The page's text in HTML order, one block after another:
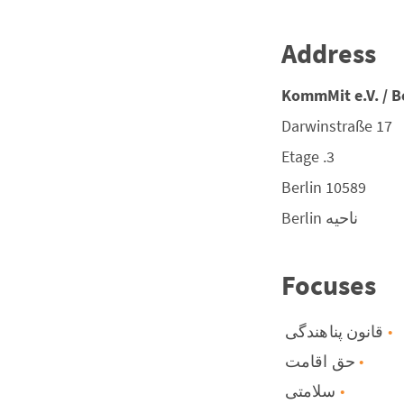
Address
KommMit e.V. /
Darwinstraße 17
3. Etage
10589
Berlin
ناحیه Berlin
Focuses
قانون پناهندگی
حق اقامت
سلامتی